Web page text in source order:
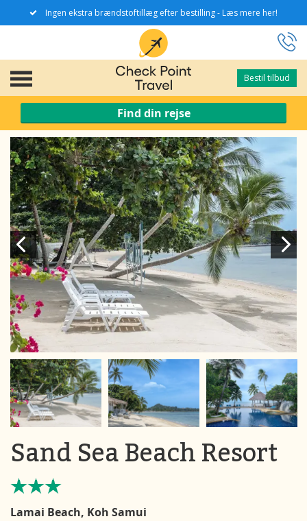
Ingen ekstra brændstoftillæg efter bestilling - Læs mere her!
Bestil tilbud
Bestil tilbud
Find din rejse
Sand Sea Beach Resort
Lamai Beach, Koh Samui